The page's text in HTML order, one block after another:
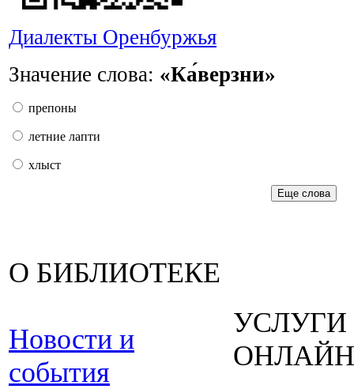
Диалекты Оренбуржья
Значение слова: «Ка́верзни»
препоны
летние лапти
хлыст
Еще слова
О БИБЛИОТЕКЕ
Новости и
события
УСЛУГИ
ОНЛАЙН